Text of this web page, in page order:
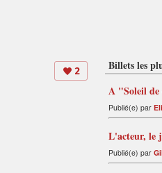
2
Billets les
A "Soleil
Publié(e) par
L'acteur, le
Publié(e) par